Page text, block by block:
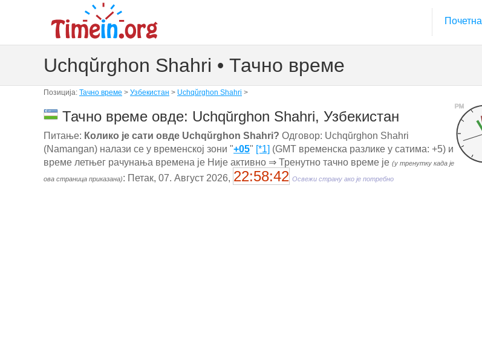
Почетна
Uchqŭrghon Shahri • Тачно време
Позиција: Тачно време > Узбекистан > Uchqŭrghon Shahri >
PM
Тачно време овде: Uchqŭrghon Shahri, Узбекистан
Питање: Колико је сати овде Uchqŭrghon Shahri? Одговор: Uchqŭrghon Shahri
(Namangan) налази се у временској зони "+05" [*1] (GMT временска разлике у сатима: +5) и
време летњег рачунања времена је Није активно ⇒ Тренутно тачно време је (у тренутку када је
ова страница приказана): Петак, 07. Август 2026, 22:58:43 Освежи страну ако је потребно